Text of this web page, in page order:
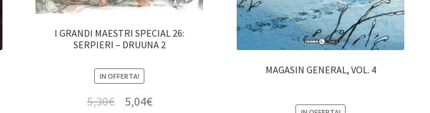
I GRANDI MAESTRI SPECIAL 26:
SERPIERI – DRUUNA 2
IN OFFERTA!
5,30€ 5,04€
MAGASIN GENERAL, VOL. 4